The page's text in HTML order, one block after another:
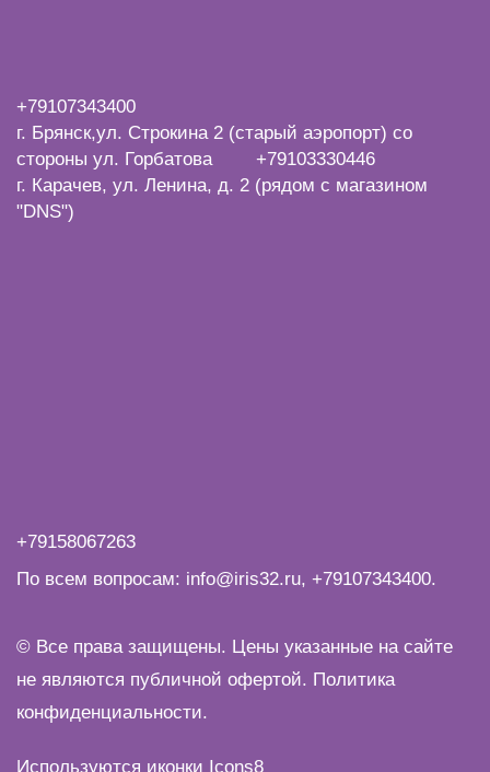
+79107343400
г. Брянск,ул. Строкина 2 (старый аэропорт) со
стороны ул. Горбатова +79103330446
г. Карачев, ул. Ленина, д. 2 (рядом с магазином
"DNS")
+79158067263
По всем вопросам: info@iris32.ru, +79107343400.
© Все права защищены. Цены указанные на сайте
не являются публичной офертой. Политика
конфиденциальности.
Используются иконки Icons8